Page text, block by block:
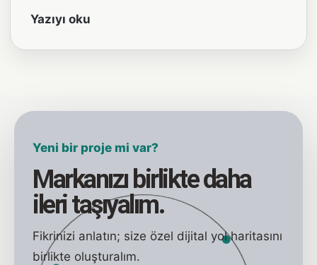
Yazıyı oku
Yeni bir proje mi var?
Markanızı birlikte daha
ileri taşıyalım.
Fikrinizi anlatın; size özel dijital yol haritasını
birlikte oluşturalım.